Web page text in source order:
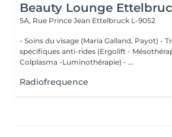
Beauty Lounge
5A, Rue Prince Jean Ettelbruck L-9052
- Soins du visage (Maria Galland, Payot) -
spécifiques anti-rides (Ergolift -
Colplasma -Luminothérapie) - ...
Radiofrequence